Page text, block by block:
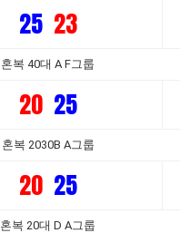
25 23
혼복 40대 A F그룹
20 25
혼복 2030B A그룹
20 25
혼복 20대 D A그룹